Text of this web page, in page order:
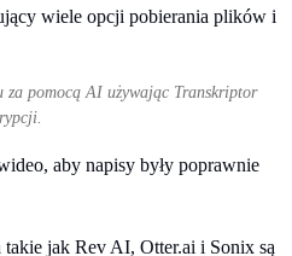
za pomocą AI używając Transkriptor
aby napisy były poprawnie
jak Rev AI, Otter.ai i Sonix są